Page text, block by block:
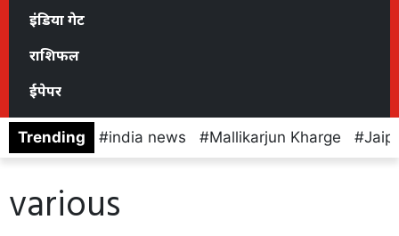
इंडिया गेट
राशिफल
ईपेपर
Trending india news Mallikarjun Kharge
various